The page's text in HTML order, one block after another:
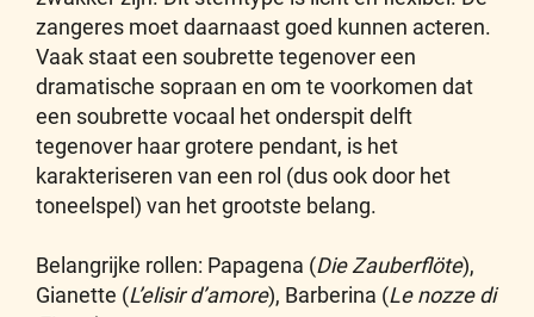
zangeres moet daarnaast goed kunnen acteren.
Vaak staat een soubrette tegenover een
dramatische sopraan en om te voorkomen dat
een soubrette vocaal het onderspit delft
tegenover haar grotere pendant, is het
karakteriseren van een rol (dus ook door het
toneelspel) van het grootste belang.
Belangrijke rollen: Papagena (Die Zauberflöte),
Gianette (L’elisir d’amore), Barberina (Le nozze di